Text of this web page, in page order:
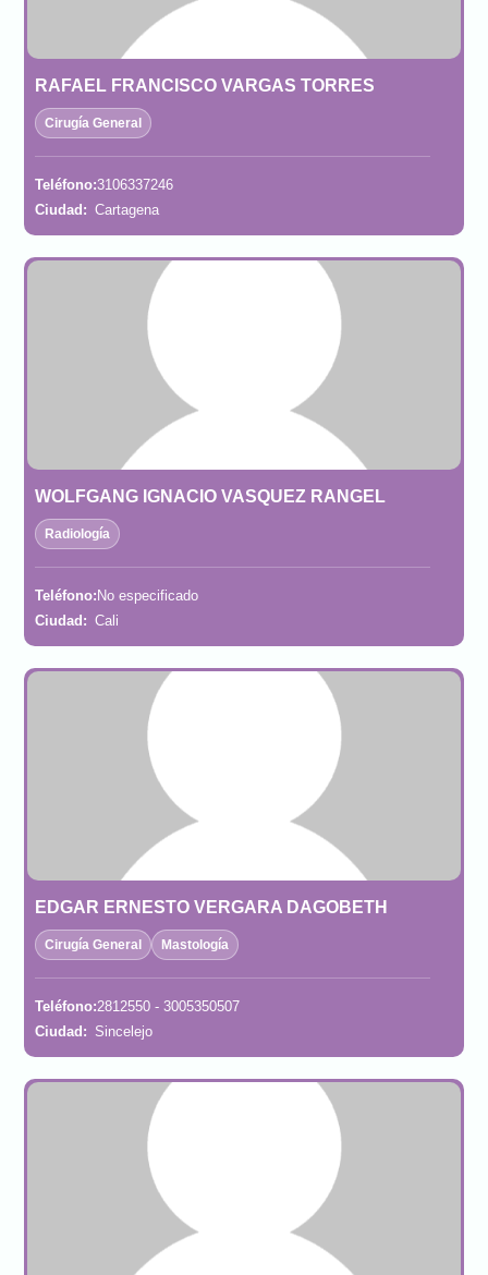
RAFAEL FRANCISCO VARGAS TORRES
Cirugía General
Teléfono:3106337246
Ciudad: Cartagena
WOLFGANG IGNACIO VASQUEZ RANGEL
Radiología
Teléfono: No especificado
Ciudad: Cali
EDGAR ERNESTO VERGARA DAGOBETH
Cirugía General Mastología
Teléfono:2812550 - 3005350507
Ciudad: Sincelejo